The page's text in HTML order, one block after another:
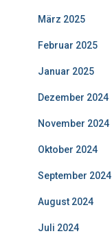
März 2025
Februar 2025
Januar 2025
Dezember 2024
November 2024
Oktober 2024
September 2024
August 2024
Juli 2024